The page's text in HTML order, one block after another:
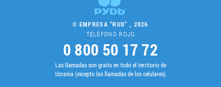
© EMPRESA “RUD” , 2026
TELÉFONO ROJO
0 800 50 17 72
Las llamadas son gratis en todo el territorio de
Ucrania (excepto las llamadas de los celulares)